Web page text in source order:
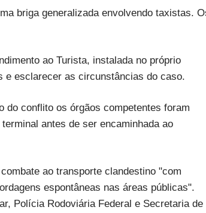
briga generalizada envolvendo taxistas.
ao Turista, instalada no próprio
e esclarecer as circunstâncias do caso.
do conflito os órgãos competentes foram
antes de ser encaminhada ao
ao transporte clandestino "com
espontâneas nas áreas públicas".
Polícia Rodoviária Federal e Secretaria de